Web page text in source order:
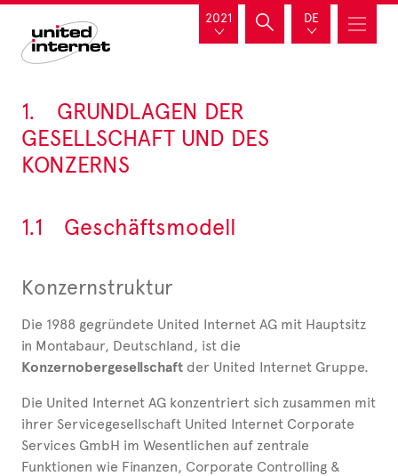
2021 DE
1. GRUNDLAGEN DER
GESELLSCHAFT UND DES
KONZERNS
1.1 Geschäftsmodell
Konzernstruktur
Die 1988 gegründete United Internet AG mit Hauptsitz
in Montabaur, Deutschland, ist die
Konzernobergesellschaft der United Internet Gruppe.
Die United Internet AG konzentriert sich zusammen mit
ihrer Servicegesellschaft United Internet Corporate
Services GmbH im Wesentlichen auf zentrale
Funktionen wie Finanzen, Corporate Controlling &